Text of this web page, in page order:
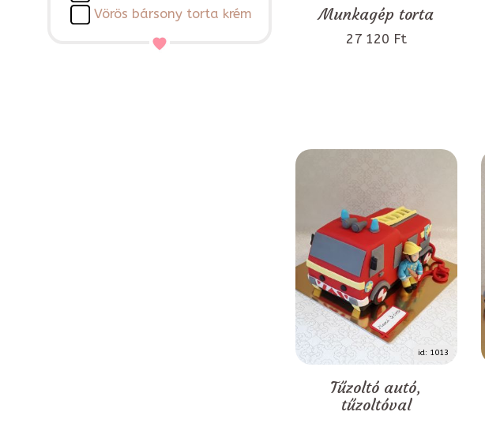
Vörös bársony torta krém
Munkagép torta
27 120 Ft
id: 1013
Tűzoltó autó,
tűzoltóval